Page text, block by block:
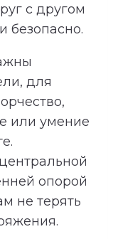
с другом
безопасно.
для
или умение
опорой
не терять